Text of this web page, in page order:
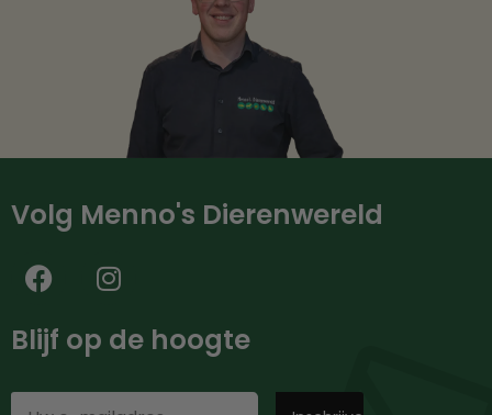
Volg Menno's Dierenwereld
Blijf op de hoogte